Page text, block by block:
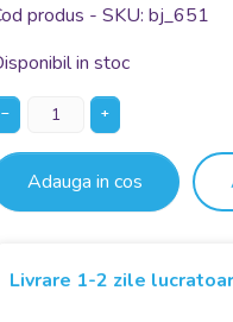
produs - SKU bj_651
in stoc
− +
Adauga in cos
Livrare 1-2 zile